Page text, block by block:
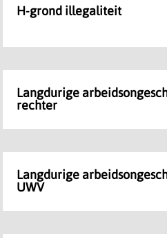
H-grond illegaliteit
Langdurige
rechter
Langdurige
UWV